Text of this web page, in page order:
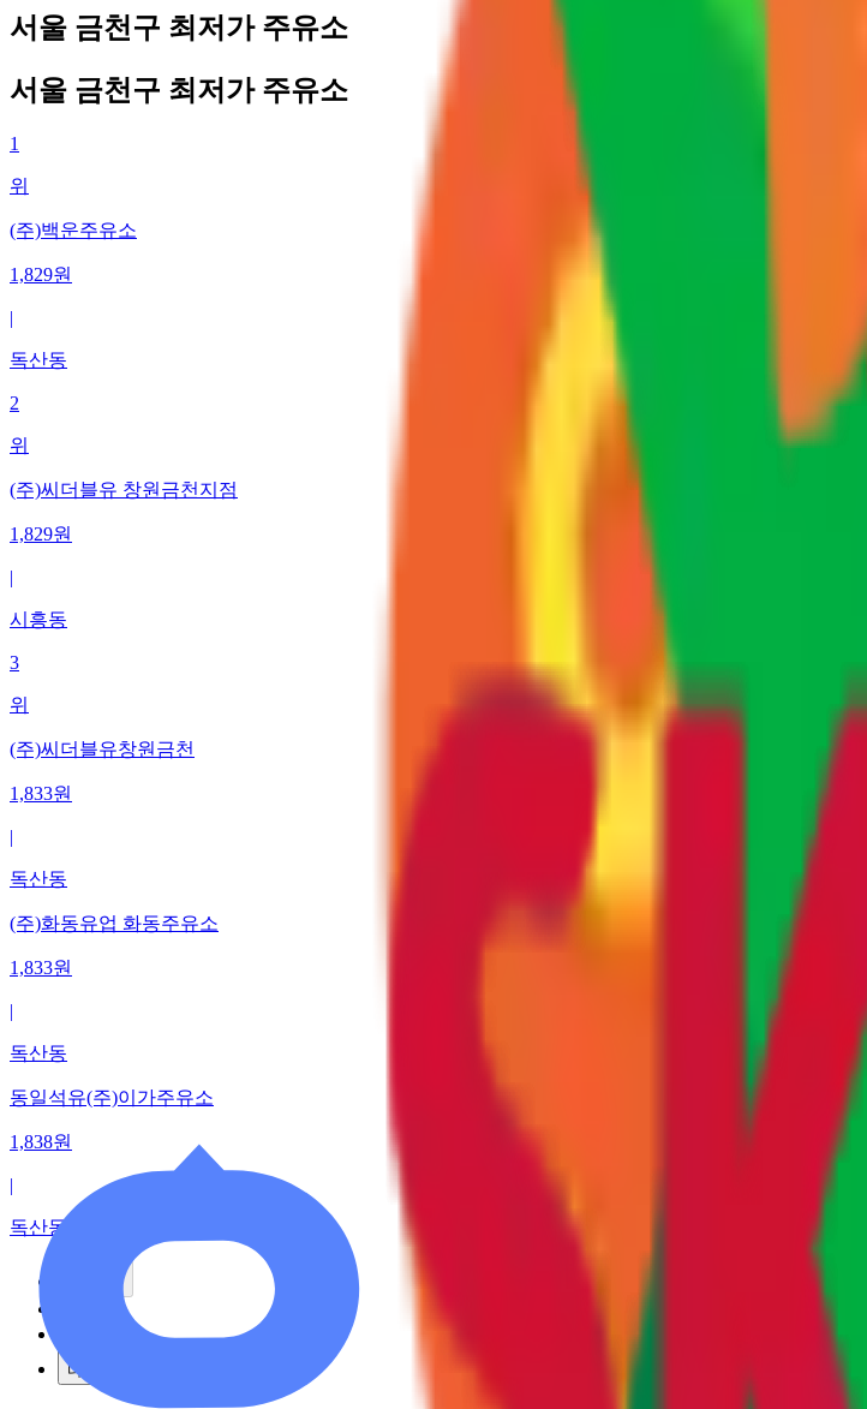
서울 금천구 최저가 주유소
서울 금천구 최저가 주유소
1
위
(주)백운주유소
1,829원
|
독산동
2
위
(주)씨더블유 창원금천지점
1,829원
|
시흥동
3
위
(주)씨더블유창원금천
1,833원
|
독산동
(주)화동유업 화동주유소
1,833원
|
독산동
동일석유(주)이가주유소
1,838원
|
독산동
다음